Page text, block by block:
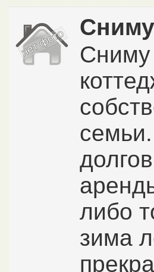
Сниму
либо
зима